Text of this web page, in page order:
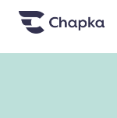
Chapka